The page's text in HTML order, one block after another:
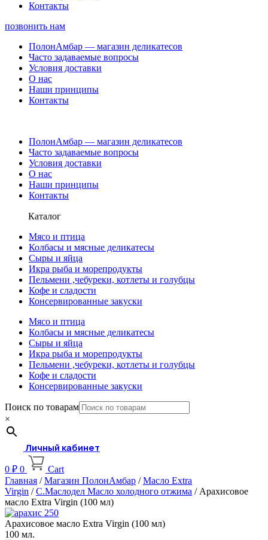
Контакты
позвонить нам
ПолонАмбар — магазин деликатесов
Часто задаваемые вопросы
Условия доставки
О нас
Наши принципы
Контакты
ПолонАмбар — магазин деликатесов
Часто задаваемые вопросы
Условия доставки
О нас
Наши принципы
Контакты
Каталог
Мясо и птица
Колбасы и мясные деликатесы
Сыры и яйца
Икра рыба и морепродукты
Пельмени ,чебуреки, котлеты и голубцы
Кофе и сладости
Консервированные закуски
Мясо и птица
Колбасы и мясные деликатесы
Сыры и яйца
Икра рыба и морепродукты
Пельмени ,чебуреки, котлеты и голубцы
Кофе и сладости
Консервированные закуски
Поиск по товарам
×
Личный кабинет
0 ₽ 0
Cart
Главная /Магазин ПолонАмбар /Масло Extra
Virgin /С.Маслодел Масло холодного отжима / Арахисовое
масло Extra Virgin (100 мл)
Арахисовое масло Extra Virgin (100 мл)
100 мл.